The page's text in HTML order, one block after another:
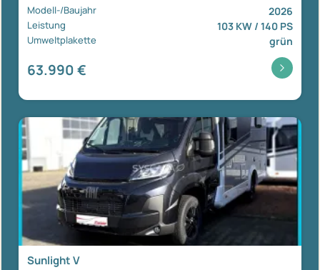
Modell-/Baujahr 2026
Leistung 103 KW / 140 PS
Umweltplakette grün
63.990 €
Sunlight V